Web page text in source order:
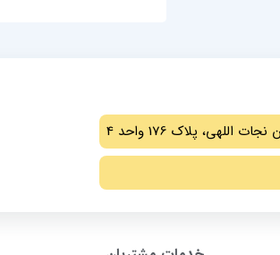
پلاک 176 واحد 4